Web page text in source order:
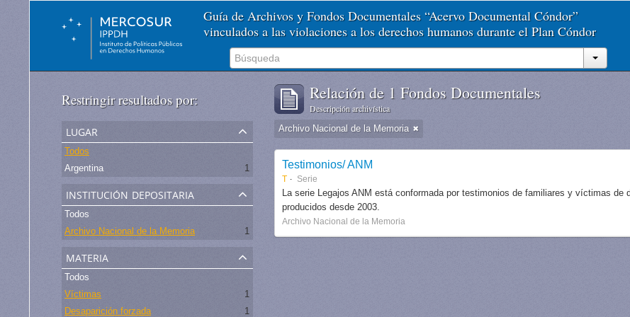
Guía de Archivos y Fondos Documentales “Acervo Documental Cóndor”
vinculados a las violaciones a los derechos humanos durante el Plan Cóndor
Restringir resultados por:
lugar
Todos
Argentina
1
institución depositaria
Todos
Archivo Nacional de la Memoria
1
materia
Todos
Víctimas
1
Desaparición forzada
1
Relación de 1 Fondos Documentales
Descripción archivística
Archivo Nacional de la Memoria
Testimonios/ ANM
T Serie
La serie Legajos ANM está conformada por testimonios de familiares y víctimas de
producidos desde 2003.
Archivo Nacional de la Memoria